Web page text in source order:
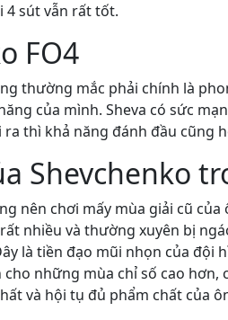
4 sút vẫn rất tốt.
FO4
thường mắc phải chính là
của mình. Sheva có sức
thì khả năng đánh đầu cũng
Shevchenko
nên chơi mấy mùa giải cũ
nhiều và thường xuyên bị
là tiền đạo mũi nhọn của đội
những mùa chỉ số cao hơn,
và hội tụ đủ phẩm chất của